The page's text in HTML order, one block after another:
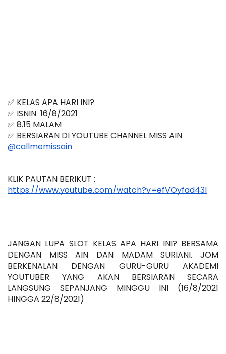
✅ KELAS APA HARI INI?
✅ ISNIN  16/8/2021
✅ 8.15 MALAM
@callmemissain
KLIK PAUTAN BERIKUT :
https://www.youtube.com/watch?v=efVOyfad43I
JANGAN LUPA SLOT KELAS APA HARI INI? BERSAMA
DENGAN MISS AIN DAN MADAM SURIANI. JOM
BERKENALAN DENGAN GURU-GURU AKADEMI
YOUTUBER YANG AKAN BERSIARAN SECARA
LANGSUNG SEPANJANG MINGGU INI (16/8/2021
HINGGA 22/8/2021)